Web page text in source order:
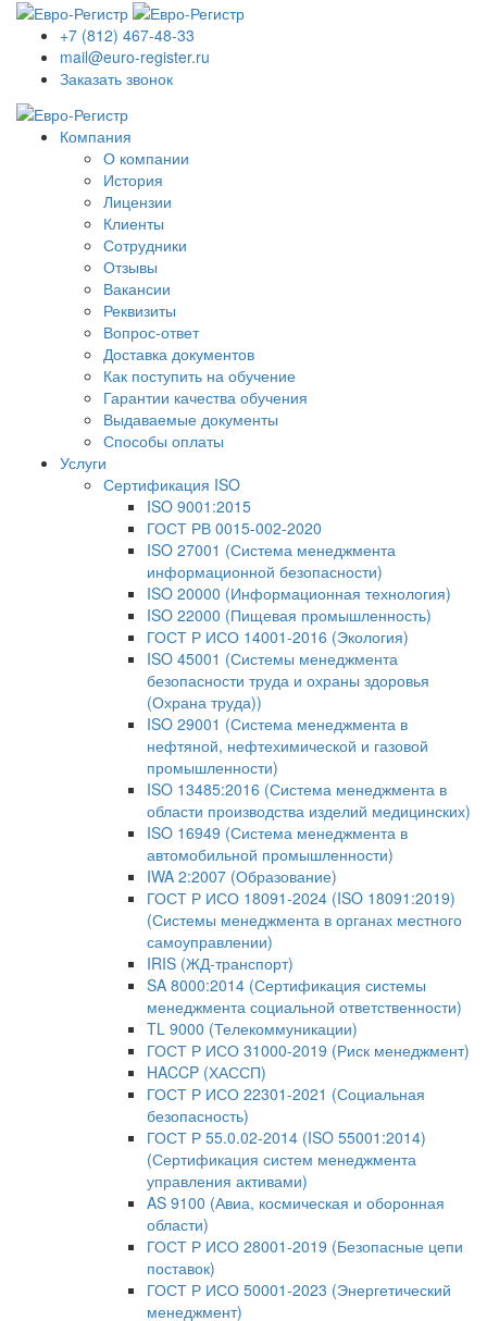
+7 (812) 467-48-33
mail@euro-register.ru
Заказать звонок
Компания
О компании
История
Лицензии
Клиенты
Сотрудники
Отзывы
Вакансии
Реквизиты
Вопрос-ответ
Доставка документов
Как поступить на обучение
Гарантии качества обучения
Выдаваемые документы
Способы оплаты
Услуги
Сертификация ISO
ISO 9001:2015
ГОСТ РВ 0015-002-2020
ISO 27001 (Система менеджмента
информационной безопасности)
ISO 20000 (Информационная технология)
ISO 22000 (Пищевая промышленность)
ГОСТ Р ИСО 14001-2016 (Экология)
ISO 45001 (Системы менеджмента
безопасности труда и охраны здоровья
(Охрана труда))
ISO 29001 (Система менеджмента в
нефтяной, нефтехимической и газовой
промышленности)
ISO 13485:2016 (Система менеджмента в
области производства изделий медицинских)
ISO 16949 (Система менеджмента в
автомобильной промышленности)
IWA 2:2007 (Образование)
ГОСТ Р ИСО 18091-2024 (ISO 18091:2019)
(Системы менеджмента в органах местного
самоуправлении)
IRIS (ЖД-транспорт)
SA 8000:2014 (Сертификация системы
менеджмента социальной ответственности)
TL 9000 (Телекоммуникации)
ГОСТ Р ИСО 31000-2019 (Риск менеджмент)
HACCP (ХАССП)
ГОСТ Р ИСО 22301-2021 (Социальная
безопасность)
ГОСТ Р 55.0.02-2014 (ISO 55001:2014)
(Сертификация систем менеджмента
управления активами)
AS 9100 (Авиа, космическая и оборонная
области)
ГОСТ Р ИСО 28001-2019 (Безопасные цепи
поставок)
ГОСТ Р ИСО 50001-2023 (Энергетический
менеджмент)